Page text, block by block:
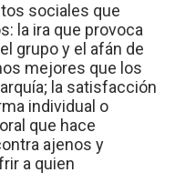
sociales que
la ira que provoca
grupo y el afán de
mejores que los
la satisfacción
individual o
que hace
ajenos y
a quien